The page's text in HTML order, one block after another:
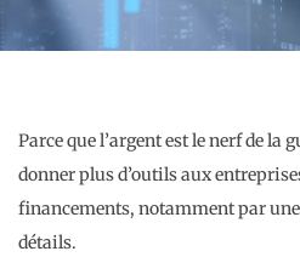
Parce que l’argent est le nerf de la
donner plus d’outils aux
financements, notamment par une
détails.